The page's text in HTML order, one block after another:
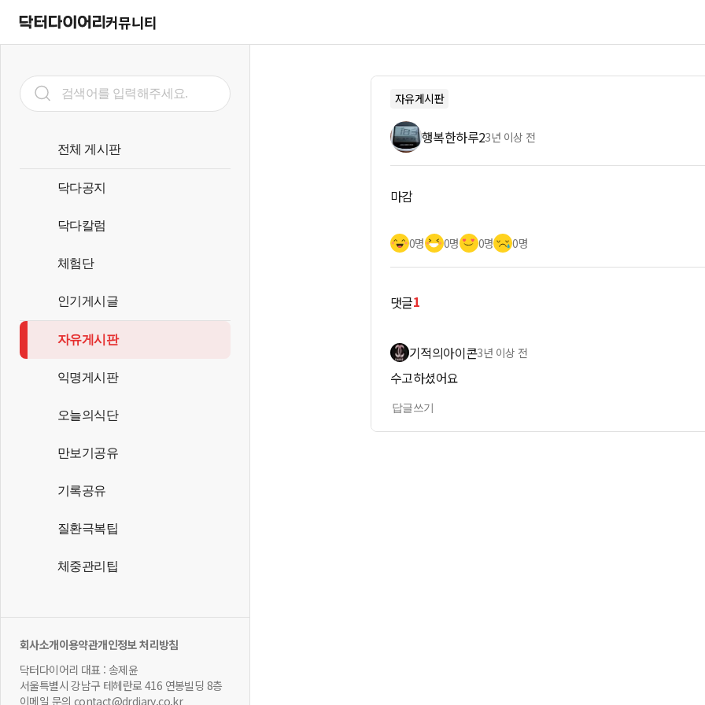
커뮤니티
전체 게시판
닥다공지
닥다칼럼
체험단
인기게시글
자유게시판
익명게시판
오늘의식단
만보기공유
기록공유
질환극복팁
체중관리팁
회사소개이용약관개인정보 처리방침
닥터다이어리 대표 : 송제윤
서울특별시 강남구 테헤란로 416 연봉빌딩 8층
이메일 문의 contact@drdiary.co.kr
자유게시판
행복한하루23년 이상 전
마감
0명 0명 0명 0명
댓글1
기적의아이콘3년 이상 전
수고하셨어요
답글쓰기